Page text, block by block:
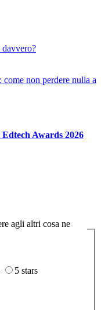
non perdere nulla a
Awards 2026
agli altri cosa ne
5 stars